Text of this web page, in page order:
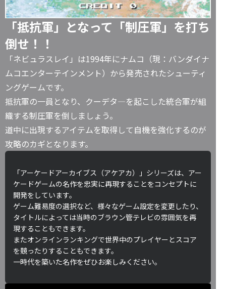
「抵抗軍」となって「制圧軍」を打ち
倒せ！！
「ネビュラスレイ」は1994年にナムコ（現：バンダイナ
ムコエンターテインメント）から発売されたシューティ
ングゲームです。
抵抗軍の一員となり、クーデタ―を起こした統合軍が組
織する制圧軍を倒しましょう。
道中に出現するアイテムを取得して自機を強化するのが
攻略のカギとなります。
「アーケードアーカイブス（アケアカ）」シリーズは、アー
ケードゲームの名作を忠実に再現することをコンセプトに
開発をしています。
ゲーム難易度の選択など、様々なゲーム設定を変更したり、
タイトルによっては当時のブラウン管テレビの雰囲気を再
現することもできます。
またオンラインランキングで世界中のプレイヤーとスコア
を競ったりすることもできます。
一時代を築いた名作をぜひお楽しみください。